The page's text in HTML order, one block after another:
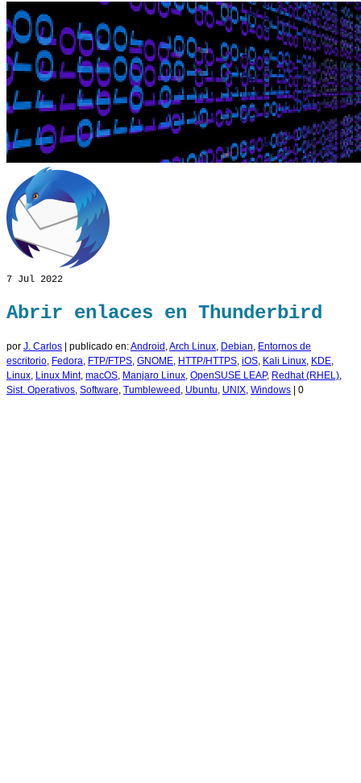
7 Jul 2022
Abrir enlaces en Thunderbird
por J. Carlos | publicado en:Android,Arch Linux, Debian, Entornos de
escritorio, Fedora, FTP/FTPS, GNOME, HTTP/HTTPS, iOS, Kali Linux, KDE,
Linux, Linux Mint, macOS, Manjaro Linux, OpenSUSE LEAP, Redhat (RHEL),
Sist. Operativos, Software, Tumbleweed, Ubuntu, UNIX, Windows | 0